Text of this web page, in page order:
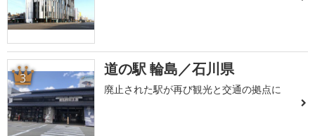
3 道の駅 輪島／石川県
廃止された駅が再び観光と交通の拠点に